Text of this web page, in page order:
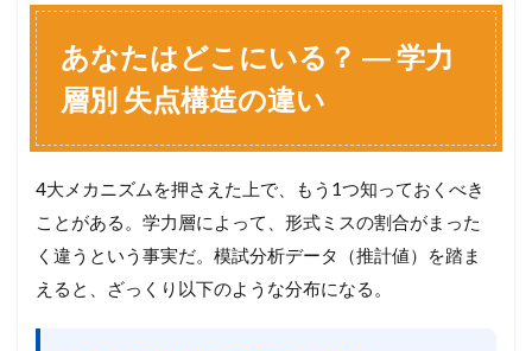
あなたはどこにいる？ ― 学力
層別 失点構造の違い
4大メカニズムを押さえた上で、もう1つ知っておくべき
ことがある。学力層によって、形式ミスの割合がまった
く違うという事実だ。模試分析データ（推計値）を踏ま
えると、ざっくり以下のような分布になる。